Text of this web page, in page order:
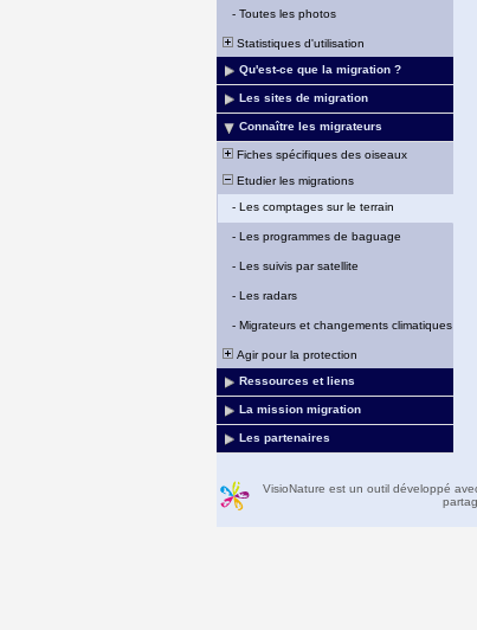
- Toutes les photos
Statistiques d'utilisation
Qu'est-ce que la migration ?
Les sites de migration
Connaître les migrateurs
Fiches spécifiques des oiseaux
Etudier les migrations
- Les comptages sur le terrain
- Les programmes de baguage
- Les suivis par satellite
- Les radars
- Migrateurs et changements climatiques
Agir pour la protection
Ressources et liens
La mission migration
Les partenaires
VisioNature est un outil développé